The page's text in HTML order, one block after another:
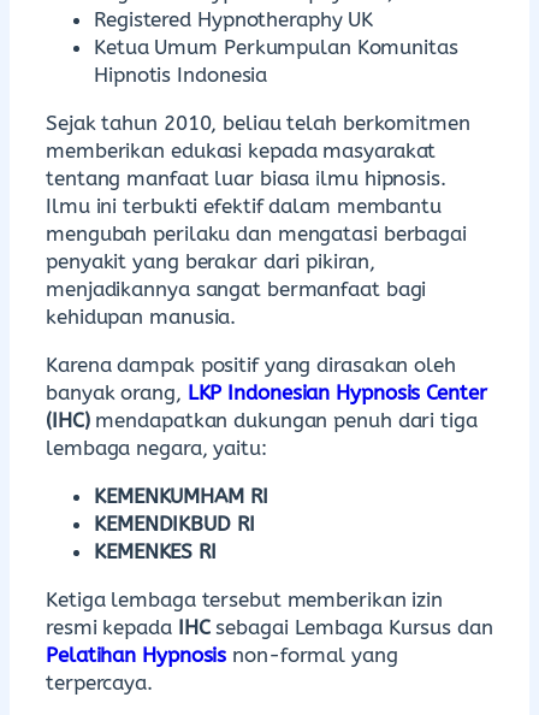
Registered Hypnotheraphy UK
Ketua Umum Perkumpulan Komunitas
Hipnotis Indonesia
Sejak tahun 2010, beliau telah berkomitmen
memberikan edukasi kepada masyarakat
tentang manfaat luar biasa ilmu hipnosis.
Ilmu ini terbukti efektif dalam membantu
mengubah perilaku dan mengatasi berbagai
penyakit yang berakar dari pikiran,
menjadikannya sangat bermanfaat bagi
kehidupan manusia.
Karena dampak positif yang dirasakan oleh
banyak orang, LKP Indonesian Hypnosis Center
(IHC)mendapatkan dukungan penuh dari tiga
lembaga negara, yaitu:
KEMENKUMHAM RI
KEMENDIKBUD RI
KEMENKES RI
Ketiga lembaga tersebut memberikan izin
resmi kepada IHCsebagai Lembaga Kursus dan
Pelatihan Hypnosis non-formal yang
terpercaya.